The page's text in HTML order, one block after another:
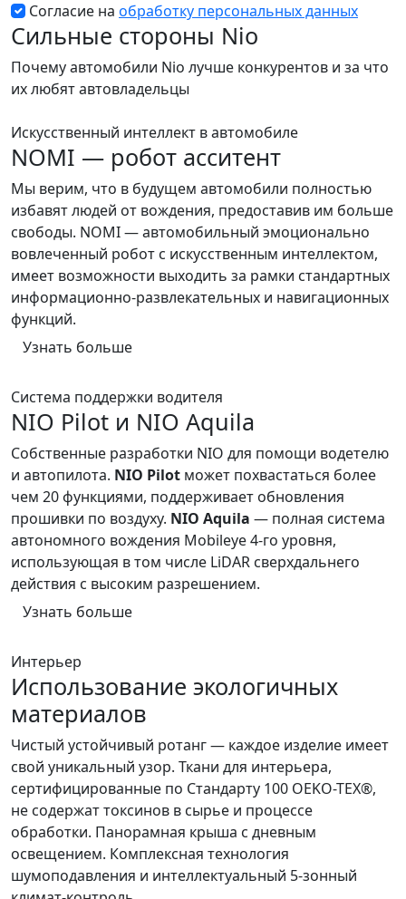
Согласие на обработку персональных данных
Сильные стороны Nio
Почему автомобили Nio лучше конкурентов и за что
их любят автовладельцы
Искусственный интеллект в автомобиле
NOMI — робот асситент
Мы верим, что в будущем автомобили полностью
избавят людей от вождения, предоставив им больше
свободы. NOMI — автомобильный эмоционально
вовлеченный робот с искусственным интеллектом,
имеет возможности выходить за рамки стандартных
информационно-развлекательных и навигационных
функций.
Узнать больше
Система поддержки водителя
NIO Pilot и NIO Aquila
Собственные разработки NIO для помощи водетелю
и автопилота. NIO Pilot может похвастаться более
чем 20 функциями, поддерживает обновления
прошивки по воздуху. NIO Aquila — полная система
автономного вождения Mobileye 4-го уровня,
использующая в том числе LiDAR сверхдальнего
действия с высоким разрешением.
Узнать больше
Интерьер
Использование экологичных
материалов
Чистый устойчивый ротанг — каждое изделие имеет
свой уникальный узор. Ткани для интерьера,
сертифицированные по Стандарту 100 OEKO-TEX®,
не содержат токсинов в сырье и процессе
обработки. Панорамная крыша с дневным
освещением. Комплексная технология
шумоподавления и интеллектуальный 5-зонный